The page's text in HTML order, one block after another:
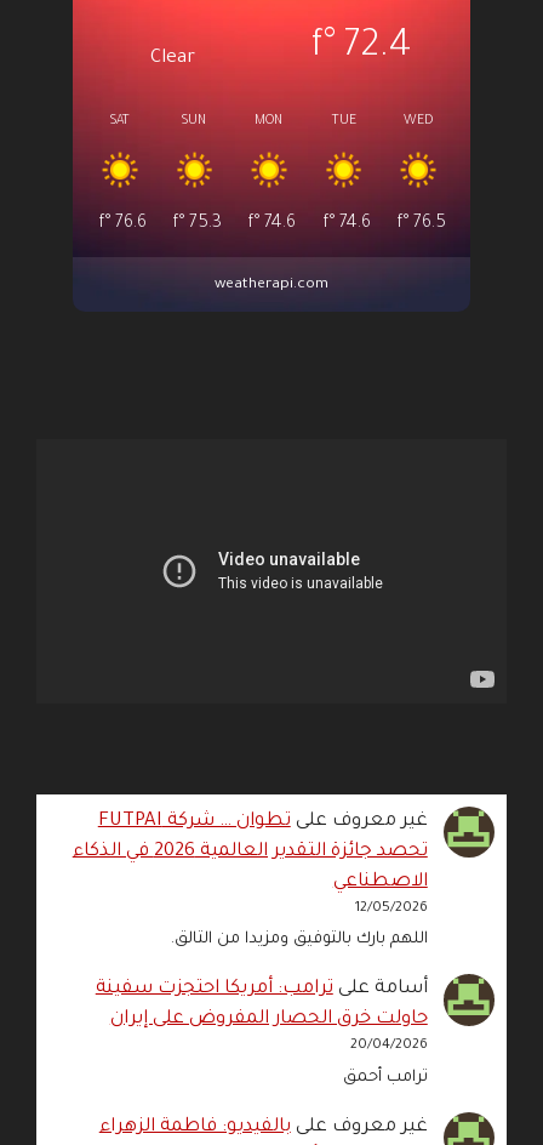
Clear 72.4
°f
SAT
76.6
°f
SUN
75.3
°f
MON
74.6
°f
TUE
74.6
°f
WED
76.5
°f
weatherapi.com
غير معروف على
تطوان … شركة FUTPAI
تحصد جائزة التقدير العالمية 2026 في الذكاء
الاصطناعي
12/05/2026
اللهم بارك بالتوفيق ومزيدا من التالق.
أسامة علىترامب: أمريكا احتجزت سفينة
حاولت خرق الحصار المفروض على إيران
20/04/2026
ترامب أحمق
غير معروف علىبالفيديو: فاطمة الزهراء